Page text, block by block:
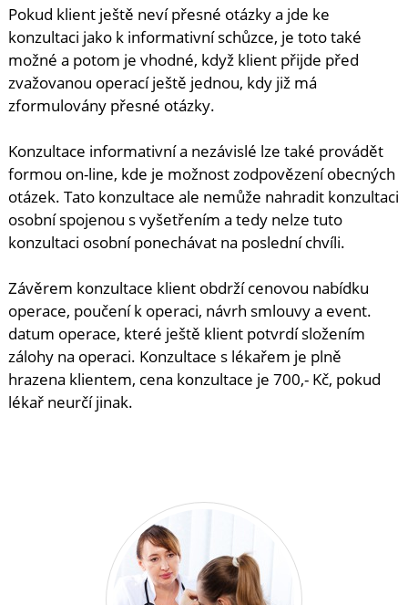
Pokud klient ještě neví přesné otázky a jde ke
konzultaci jako k informativní schůzce, je toto také
možné a potom je vhodné, když klient přijde před
zvažovanou operací ještě jednou, kdy již má
zformulovány přesné otázky.
Konzultace informativní a nezávislé lze také provádět
formou on-line, kde je možnost zodpovězení obecných
otázek. Tato konzultace ale nemůže nahradit konzultaci
osobní spojenou s vyšetřením a tedy nelze tuto
konzultaci osobní ponechávat na poslední chvíli.
Závěrem konzultace klient obdrží cenovou nabídku
operace, poučení k operaci, návrh smlouvy a event.
datum operace, které ještě klient potvrdí složením
zálohy na operaci. Konzultace s lékařem je plně
hrazena klientem, cena konzultace je 700,- Kč, pokud
lékař neurčí jinak.